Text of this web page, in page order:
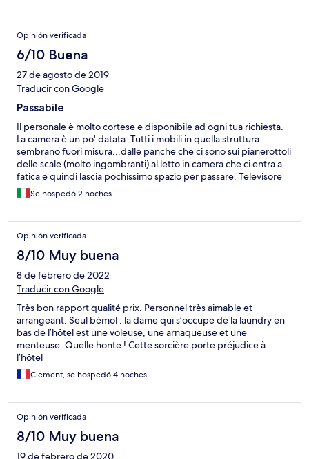
Opinión verificada
6/10 Buena
27 de agosto de 2019
Traducir con Google
Passabile
Il personale è molto cortese e disponibile ad ogni tua richiesta.
La camera è un po' datata. Tutti i mobili in quella struttura
sembrano fuori misura...dalle panche che ci sono sui pianerottoli
delle scale (molto ingombranti) al letto in camera che ci entra a
fatica e quindi lascia pochissimo spazio per passare. Televisore
dell'800 che neanche funziona e ventilatore un po' rumoroso. Le
lenzuola non erano meravigliose (c'erano anche dei buchi) ma
Se hospedó 2 noches
Opinión verificada
8/10 Muy buena
8 de febrero de 2022
Traducir con Google
Très bon rapport qualité prix. Personnel très aimable et
arrangeant. Seul bémol : la dame qui s’occupe de la laundry en
bas de l’hôtel est une voleuse, une arnaqueuse et une
menteuse. Quelle honte ! Cette sorcière porte préjudice à
l’hôtel
Clement, se hospedó 4 noches
Opinión verificada
8/10 Muy buena
19 de febrero de 2020